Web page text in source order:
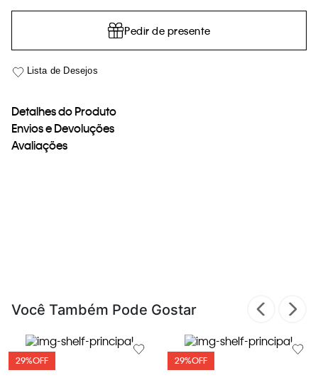
Pedir de presente
Detalhes do Produto
Envios e Devoluções
Avaliações
Você Também Pode Gostar
29%OFF 29%OFF